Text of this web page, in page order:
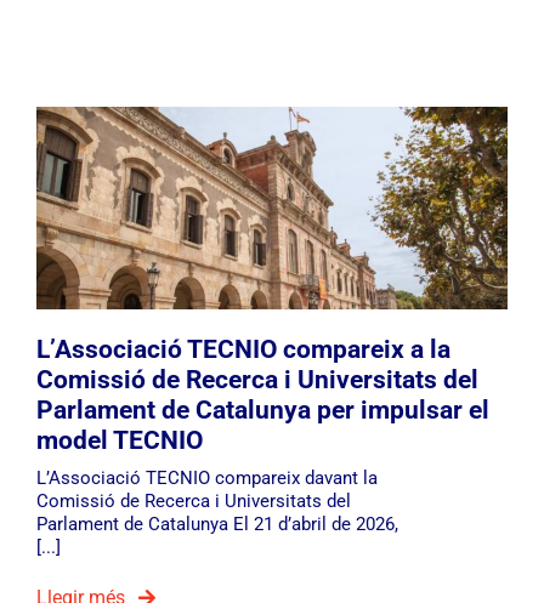
L’Associació TECNIO compareix a la
Comissió de Recerca i Universitats del
Parlament de Catalunya per impulsar el
model TECNIO
L’Associació TECNIO compareix davant la
Comissió de Recerca i Universitats del
Parlament de Catalunya El 21 d’abril de 2026,
[...]
Llegir més